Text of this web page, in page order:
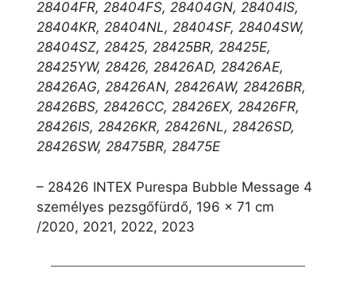
28404FR, 28404FS, 28404GN, 28404IS,
28404KR, 28404NL, 28404SF, 28404SW,
28404SZ, 28425, 28425BR, 28425E,
28425YW, 28426, 28426AD, 28426AE,
28426AG, 28426AN, 28426AW, 28426BR,
28426BS, 28426CC, 28426EX, 28426FR,
28426IS, 28426KR, 28426NL, 28426SD,
28426SW, 28475BR, 28475E
– 28426 INTEX Purespa Bubble Message 4
személyes pezsgőfürdő, 196 x 71 cm
/2020, 2021, 2022, 2023